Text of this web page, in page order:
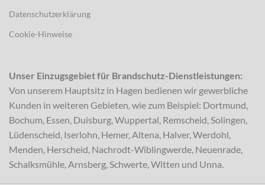
Datenschutzerklärung
Cookie-Hinweise
Unser Einzugsgebiet für Brandschutz-Dienstleistungen:
Von unserem Hauptsitz in Hagen bedienen wir gewerbliche
Kunden in weiteren Gebieten, wie zum Beispiel: Dortmund,
Bochum, Essen, Duisburg, Wuppertal, Remscheid, Solingen,
Lüdenscheid, Iserlohn, Hemer, Altena, Halver, Werdohl,
Menden, Herscheid, Nachrodt-Wiblingwerde, Neuenrade,
Schalksmühle, Arnsberg, Schwerte, Witten und Unna.